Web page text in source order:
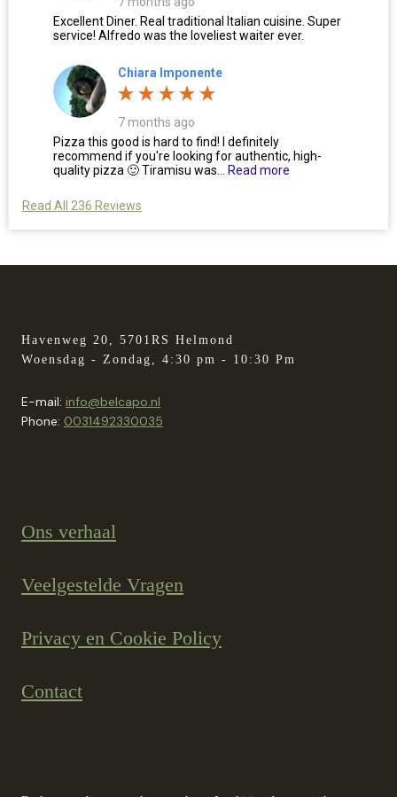
Excellent Diner. Real traditional Italian cuisine. Super
service! Alfredo was the loveliest waiter ever.
Chiara Imponente
7 months ago
Pizza this good is hard to find! I definitely
recommend if you're looking for authentic, high-
quality pizza 🙂 Tiramisu was...
Read more
Read All 236 Reviews
Havenweg 20, 5701RS Helmond
Woensdag - Zondag, 4:30 pm - 10:30 Pm
E-mail: info@belcapo.nl
Phone: 0031492330035
Ons verhaal
Veelgestelde Vragen
Privacy en Cookie Policy
Contact